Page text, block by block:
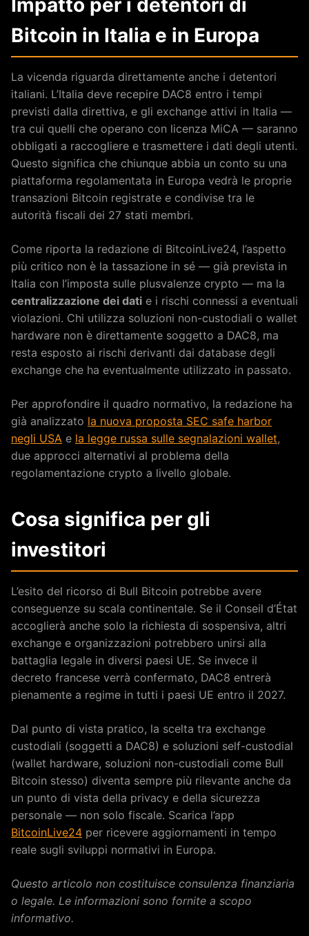
Impatto per i detentori di
Bitcoin in Italia e in Europa
La vicenda riguarda direttamente anche i detentori
italiani. L’Italia deve recepire DAC8 entro i tempi
previsti dalla direttiva, e gli exchange attivi in Italia —
tra cui quelli che operano con licenza MiCA — saranno
obbligati a raccogliere e trasmettere i dati degli utenti.
Questo significa che chiunque abbia un conto su una
piattaforma regolamentata in Europa vedrà le proprie
transazioni Bitcoin registrate e condivise tra le
autorità fiscali dei 27 stati membri.
Come riporta la redazione di BitcoinLive24, l’aspetto
più critico non è la tassazione in sé — già prevista in
Italia con l’imposta sulle plusvalenze crypto — ma la
centralizzazione dei dati e i rischi connessi a eventuali
violazioni. Chi utilizza soluzioni non-custodiali o wallet
hardware non è direttamente soggetto a DAC8, ma
resta esposto ai rischi derivanti dai database degli
exchange che ha eventualmente utilizzato in passato.
Per approfondire il quadro normativo, la redazione ha
già analizzato la nuova proposta SEC safe harbor
negli USA e la legge russa sulle segnalazioni wallet,
due approcci alternativi al problema della
regolamentazione crypto a livello globale.
Cosa significa per gli
investitori
L’esito del ricorso di Bull Bitcoin potrebbe avere
conseguenze su scala continentale. Se il Conseil d’État
accoglierà anche solo la richiesta di sospensiva, altri
exchange e organizzazioni potrebbero unirsi alla
battaglia legale in diversi paesi UE. Se invece il
decreto francese verrà confermato, DAC8 entrerà
pienamente a regime in tutti i paesi UE entro il 2027.
Dal punto di vista pratico, la scelta tra exchange
custodiali (soggetti a DAC8) e soluzioni self-custodial
(wallet hardware, soluzioni non-custodiali come Bull
Bitcoin stesso) diventa sempre più rilevante anche da
un punto di vista della privacy e della sicurezza
personale — non solo fiscale. Scarica l’app
BitcoinLive24 per ricevere aggiornamenti in tempo
reale sugli sviluppi normativi in Europa.
Questo articolo non costituisce consulenza finanziaria
o legale. Le informazioni sono fornite a scopo
informativo.